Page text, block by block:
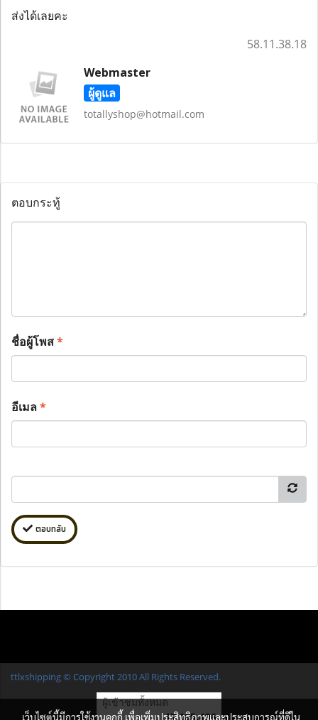
ส่งได้เลยคะ
58.11.38.18
Webmaster
ผู้ดูแล
totallyshop@hotmail.com
ตอบกระทู้
ชื่อผู้โพส*
อีเมล*
ตอบกลับ
ttlxshipping © Copyright 2010 All Rights Reserved.
ผู้เข้าชมทั้งหมด
17,185,496
เว็บไซต์นี้มีการใช้งานคุกกี้ เพื่อเพิ่มประสิทธิภาพและประสบการณ์ที่ดีใน